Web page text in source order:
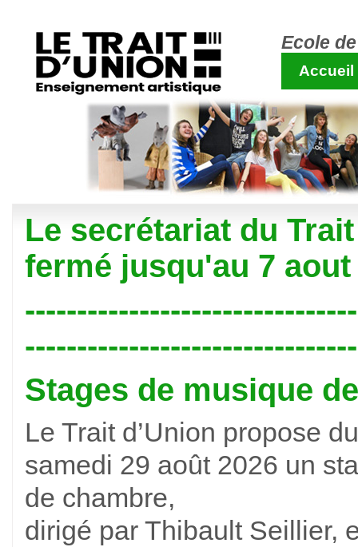
Ecole
Accueil
Le secrétariat du
fermé jusqu'au 7 aout
Stages de musique
Le Trait d’Union propose
samedi 29 août 2026 un
de chambre,
dirigé par Thibault Seillier,